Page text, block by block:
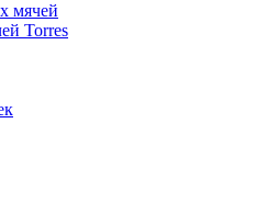
мячей
Torres